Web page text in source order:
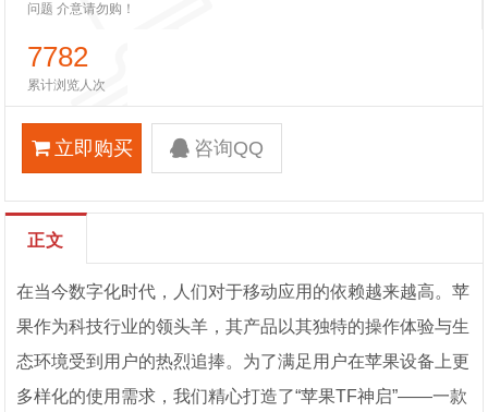
问题 介意请勿购！
7782
累计浏览人次
立即购买 咨询QQ
正文
在当今数字化时代，人们对于移动应用的依赖越来越高。苹
果作为科技行业的领头羊，其产品以其独特的操作体验与生
态环境受到用户的热烈追捧。为了满足用户在苹果设备上更
多样化的使用需求，我们精心打造了“苹果TF神启”——一款